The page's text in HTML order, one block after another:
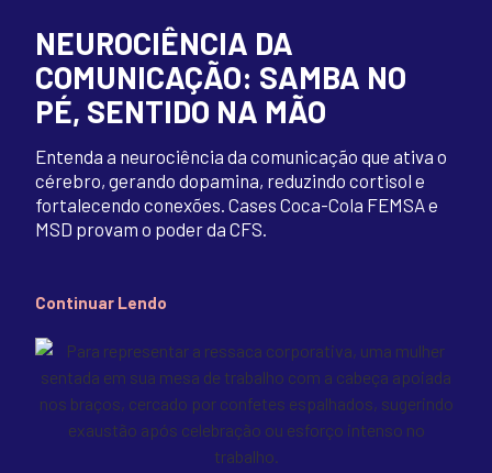
NEUROCIÊNCIA DA
COMUNICAÇÃO: SAMBA NO
PÉ, SENTIDO NA MÃO
Entenda a neurociência da comunicação que ativa o
cérebro, gerando dopamina, reduzindo cortisol e
fortalecendo conexões. Cases Coca-Cola FEMSA e
MSD provam o poder da CFS.
Continuar Lendo